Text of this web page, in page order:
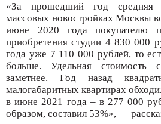
«За прошедший год средняя
массовых новостройках Москвы
июне 2020 года покупателю
приобретения студии 4 830 000
года уже 7 110 000 рублей, то
больше. Удельная стоимость
заметнее. Год назад
малогабаритных квартирах
в июне 2021 года – в 277 000
образом, составил 53%», —